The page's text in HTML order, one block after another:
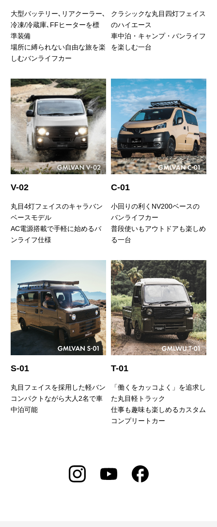
大型バッテリー､リアクーラー､
冷凍/冷蔵庫､FFヒーターを標
準装備
場所に縛られない自由な旅を楽
しむバンライフカー
クラシックな丸目四灯フェイス
のハイエース
車中泊・キャンプ・バンライフ
を楽しむ一台
V-02
丸目4灯フェイスのキャラバン
ベースモデル
AC電源搭載で手軽に始めるバ
ンライフ仕様
C-01
小回りの利くNV200ベースの
バンライフカー
普段使いもアウトドアも楽しめ
る一台
S-01
丸目フェイスを採用した軽バン
コンパクトながら大人2名で車
中泊可能
T-01
「働くをカッコよく」を追求し
た丸目軽トラック
仕事も趣味も楽しめるカスタム
コンプリートカー